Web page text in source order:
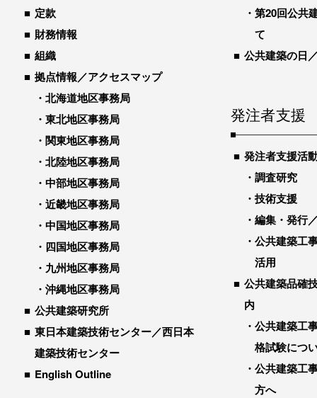
定款
財務情報
組織
拠点情報／アクセスマップ
北海道地区事務局
東北地区事務局
関東地区事務局
北陸地区事務局
中部地区事務局
近畿地区事務局
中国地区事務局
四国地区事務局
九州地区事務局
沖縄地区事務局
公共建築研究所
東日本建築技術センター／西日本
建築技術センター
English Outline
第20回公共
て
公共建築の日
発注者支援
発注者支援活
調査研究
技術支援
編集・発行
公共建築工
活用
公共建築品確
内
公共建築工
格試験につ
公共建築工
方へ